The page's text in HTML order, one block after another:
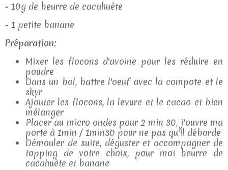
- 10g de beurre de cacahuète
- 1 petite banane
Préparation:
Mixer les flocons d'avoine pour les réduire en
poudre
Dans un bol, battre l'oeuf avec la compote et le
skyr
Ajouter les flocons, la levure et le cacao et bien
mélanger
Placer au micro ondes pour 2 min 30, j'ouvre ma
porte à 1min / 1min30 pour ne pas qu'il déborde
Démouler de suite, déguster et accompagner de
topping de votre choix, pour moi beurre de
cacahuète et banane